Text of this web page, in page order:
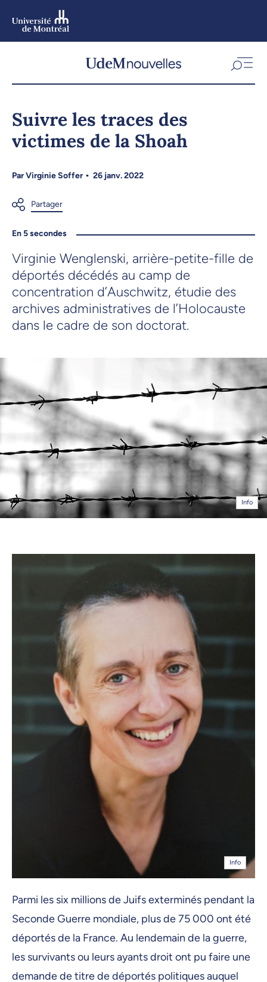
Suivre les traces des
victimes de la Shoah
ParVirginie Soffer 26 janv. 2022
En 5 secondes
Virginie Wenglenski, arrière-petite-fille de
déportés décédés au camp de
concentration d’Auschwitz, étudie des
archives administratives de l’Holocauste
dans le cadre de son doctorat.
Info
Info
Parmi les six millions de Juifs exterminés pendant la
Seconde Guerre mondiale, plus de 75 000 ont été
déportés de la France. Au lendemain de la guerre,
les survivants ou leurs ayants droit ont pu faire une
demande de titre de déportés politiques auquel